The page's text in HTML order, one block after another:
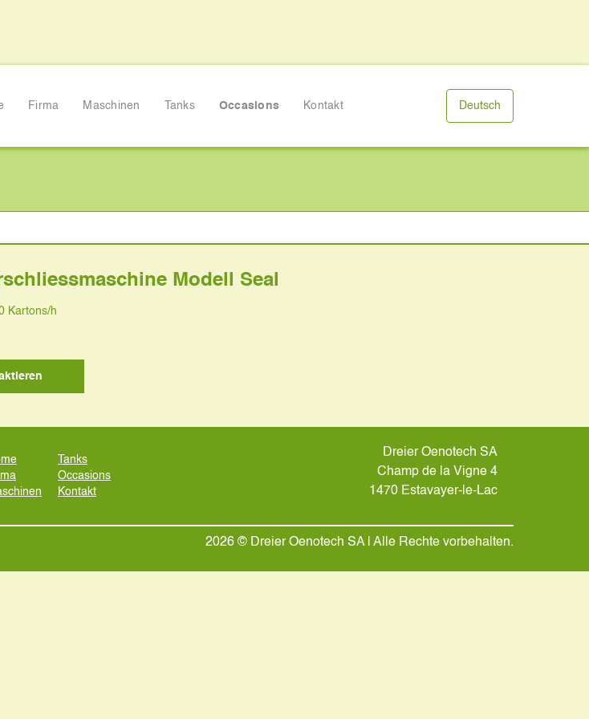
Firma Maschinen Tanks Occasions Kontakt Deutsch
Modell Seal
Kartons/h
Tanks
Occasions
Kontakt
Dreier Oenotech SA
Champ de la Vigne 4
1470 Estavayer-le-Lac
2026 © Dreier Oenotech SA | Alle Rechte vorbehalten.